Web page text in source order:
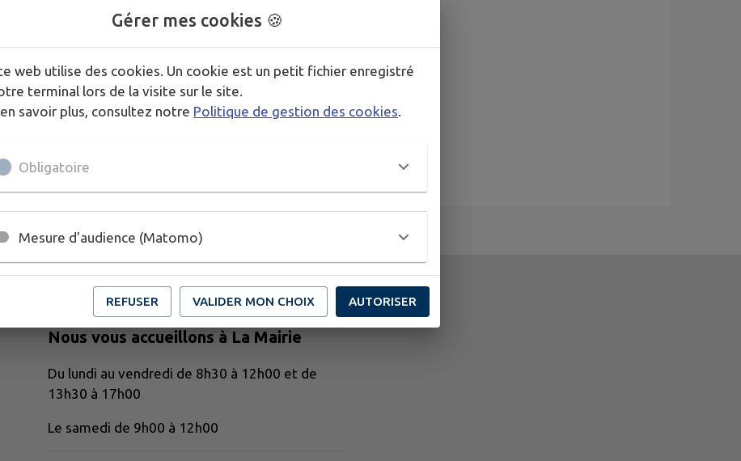
Nous vous accueillons à La Mairie
Du lundi au vendredi de 8h30 à 12h00 et de
13h30 à 17h00
Le samedi de 9h00 à 12h00
Gérer mes cookies 🍪
web utilise des cookies. Un cookie est un petit fichier enregistré
terminal lors de la visite sur le site.
savoir plus, consultez notre Politique de gestion des cookies.
Obligatoire
Mesure d'audience (Matomo)
REFUSER VALIDER MON CHOIX AUTORISER